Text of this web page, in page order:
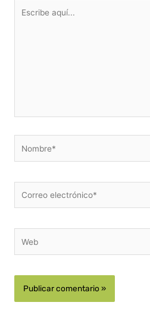
aquí...
electrónico*